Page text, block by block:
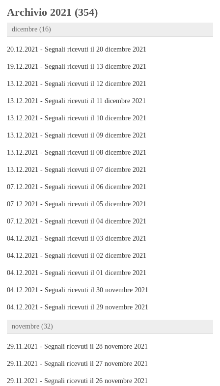
Archivio 2021 (354)
dicembre (16)
20.12.2021 - Segnali ricevuti il 20 dicembre 2021
19.12.2021 - Segnali ricevuti il 13 dicembre 2021
13.12.2021 - Segnali ricevuti il 12 dicembre 2021
13.12.2021 - Segnali ricevuti il 11 dicembre 2021
13.12.2021 - Segnali ricevuti il 10 dicembre 2021
13.12.2021 - Segnali ricevuti il 09 dicembre 2021
13.12.2021 - Segnali ricevuti il 08 dicembre 2021
13.12.2021 - Segnali ricevuti il 07 dicembre 2021
07.12.2021 - Segnali ricevuti il 06 dicembre 2021
07.12.2021 - Segnali ricevuti il 05 dicembre 2021
07.12.2021 - Segnali ricevuti il 04 dicembre 2021
04.12.2021 - Segnali ricevuti il 03 dicembre 2021
04.12.2021 - Segnali ricevuti il 02 dicembre 2021
04.12.2021 - Segnali ricevuti il 01 dicembre 2021
04.12.2021 - Segnali ricevuti il 30 novembre 2021
04.12.2021 - Segnali ricevuti il 29 novembre 2021
novembre (32)
29.11.2021 - Segnali ricevuti il 28 novembre 2021
29.11.2021 - Segnali ricevuti il 27 novembre 2021
29.11.2021 - Segnali ricevuti il 26 novembre 2021